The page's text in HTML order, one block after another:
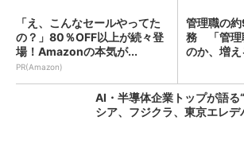
「え、こんなセールやってた
の？」80％OFF以上が続々登
場！Amazonの本気が...
PR(Amazon)
管理職の
務 「管理
のか、増
AI・半導体企業トップが語
シア、フジクラ、東京エレデ